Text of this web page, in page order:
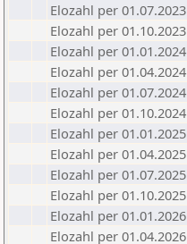
Elozahl per 01.07.2023
Elozahl per 01.10.2023
Elozahl per 01.01.2024
Elozahl per 01.04.2024
Elozahl per 01.07.2024
Elozahl per 01.10.2024
Elozahl per 01.01.2025
Elozahl per 01.04.2025
Elozahl per 01.07.2025
Elozahl per 01.10.2025
Elozahl per 01.01.2026
Elozahl per 01.04.2026